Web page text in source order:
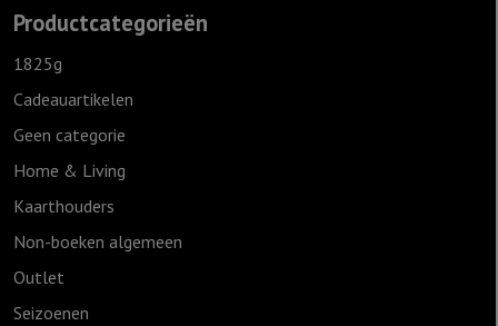
Productcategorieën
1825g
Cadeauartikelen
Geen categorie
Home & Living
Kaarthouders
Non-boeken algemeen
Outlet
Seizoenen